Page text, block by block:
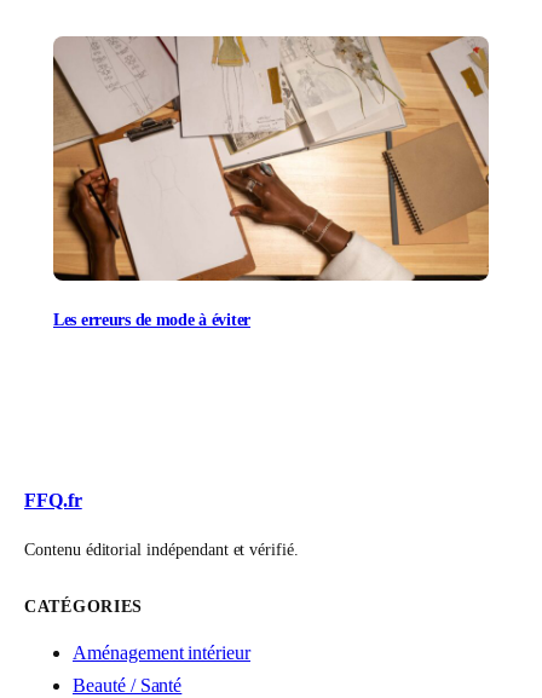
Les erreurs de mode à éviter
FFQ.fr
Contenu éditorial indépendant et vérifié.
CATÉGORIES
Aménagement intérieur
Beauté / Santé